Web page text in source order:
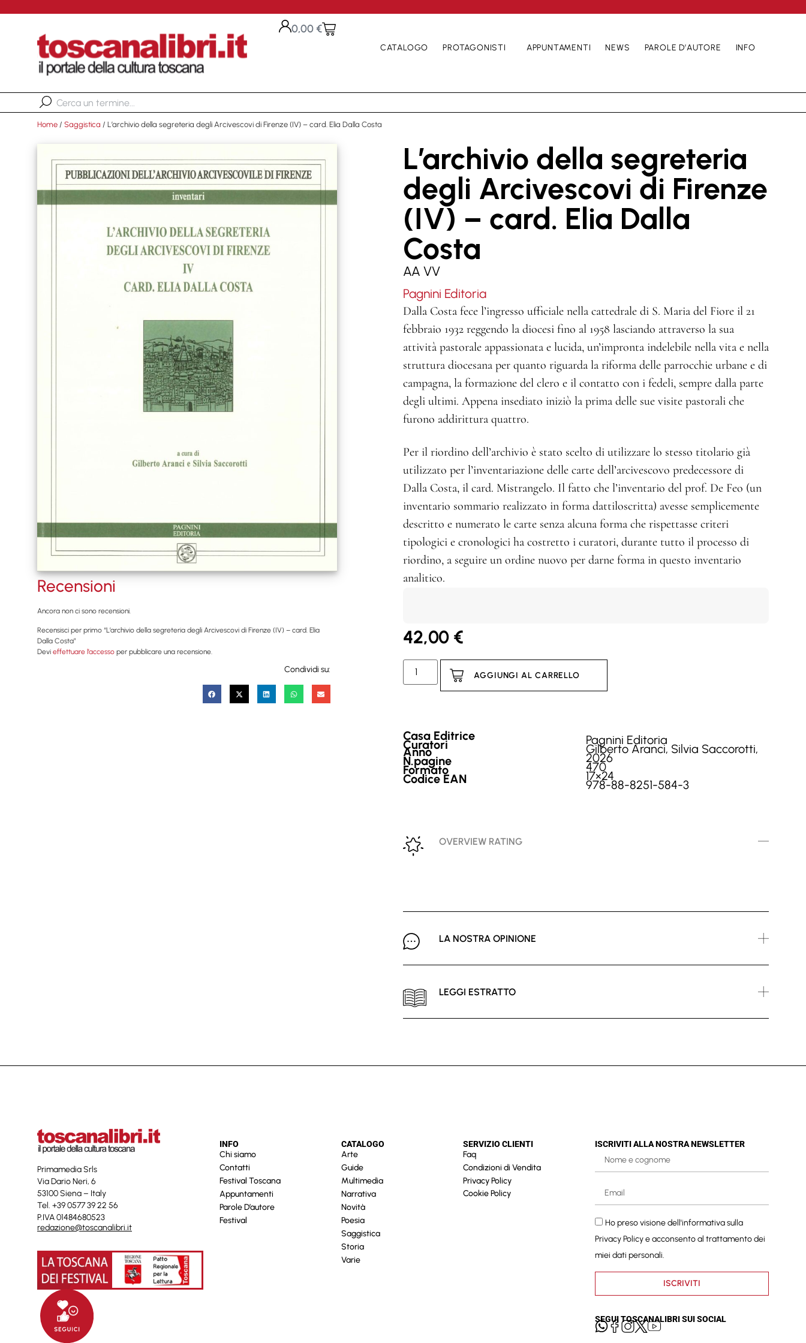
0,00€
CATALOGO PROTAGONISTI APPUNTAMENTI NEWS PAROLE D’AUTORE INFO
Home / Saggistica / L’archivio della segreteria degli Arcivescovi di Firenze (IV) – card. Elia Dalla Costa
Recensioni
Ancora non ci sono recensioni.
Recensisci per primo “L’archivio della segreteria degli Arcivescovi di Firenze (IV) – card. Elia
Dalla Costa”
Devi effettuare l’accesso per pubblicare una recensione.
Condividi su:
L’archivio della segreteria
degli Arcivescovi di Firenze
(IV) – card. Elia Dalla
Costa
AA VV
Pagnini Editoria
Dalla Costa fece l’ingresso ufficiale nella cattedrale di S. Maria del Fiore il 21
febbraio 1932 reggendo la diocesi fino al 1958 lasciando attraverso la sua
attività pastorale appassionata e lucida, un’impronta indelebile nella vita e nella
struttura diocesana per quanto riguarda la riforma delle parrocchie urbane e di
campagna, la formazione del clero e il contatto con i fedeli, sempre dalla parte
degli ultimi. Appena insediato iniziò la prima delle sue visite pastorali che
furono addirittura quattro.
Per il riordino dell’archivio è stato scelto di utilizzare lo stesso titolario già
utilizzato per l’inventariazione delle carte dell’arcivescovo predecessore di
Dalla Costa, il card. Mistrangelo. Il fatto che l’inventario del prof. De Feo (un
inventario sommario realizzato in forma dattiloscritta) avesse semplicemente
descritto e numerato le carte senza alcuna forma che rispettasse criteri
tipologici e cronologici ha costretto i curatori, durante tutto il processo di
riordino, a seguire un ordine nuovo per darne forma in questo inventario
analitico.
42,00 €
AGGIUNGI AL CARRELLO
Casa Editrice Pagnini Editoria
Curatori Gilberto Aranci, Silvia Saccorotti,
Anno 2026
N.pagine 470
Formato 17×24
Codice EAN 978-88-8251-584-3
OVERVIEW RATING
LA NOSTRA OPINIONE
LEGGI ESTRATTO
Primamedia Srls
Via Dario Neri, 6
53100 Siena – Italy
Tel. +39 0577 39 22 56
P.IVA 01484680523
redazione@toscanalibri.it
INFO
Chi siamo
Contatti
Festival Toscana
Appuntamenti
Parole D’autore
Festival
CATALOGO
Arte
Guide
Multimedia
Narrativa
Novità
Poesia
Saggistica
Storia
Varie
SERVIZIO CLIENTI
Faq
Condizioni di Vendita
Privacy Policy
Cookie Policy
ISCRIVITI ALLA NOSTRA NEWSLETTER
Ho preso visione dell'informativa sulla
Privacy Policye acconsento al trattamento dei
miei dati personali.
ISCRIVITI
SEGUI TOSCANALIBRI SUI SOCIAL